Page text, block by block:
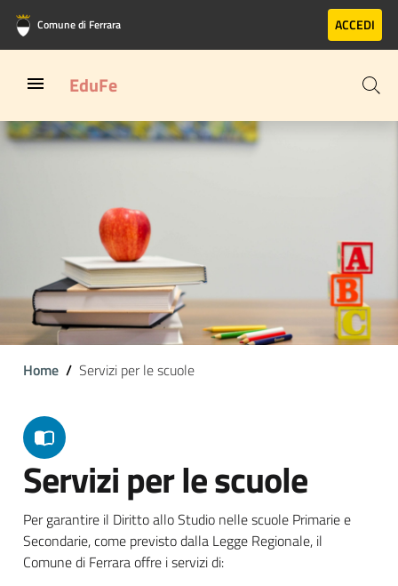
Vai al contenuto principale
Vai al footer
Comune di Ferrara ACCEDI
EduFe
Home Servizi per le scuole
Servizi per le scuole
Per garantire il Diritto allo Studio nelle scuole Primarie e
Secondarie, come previsto dalla Legge Regionale, il
Comune di Ferrara offre i servizi di: